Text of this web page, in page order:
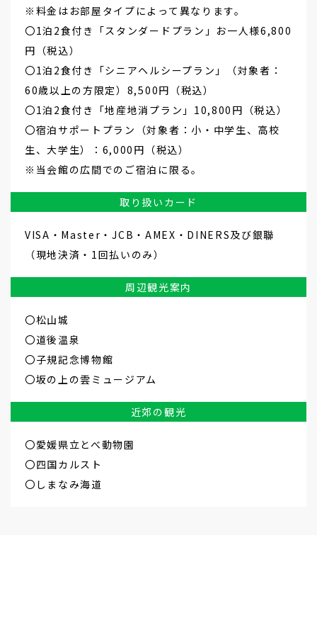
※料金はお部屋タイプによって異なります。
〇1泊2食付き「スタンダードプラン」お一人様6,800
円（税込）
〇1泊2食付き「シニアヘルシープラン」（対象者：
60歳以上の方限定）8,500円（税込）
〇1泊2食付き「地産地消プラン」10,800円（税込）
〇宿泊サポートプラン（対象者：小・中学生、高校
生、大学生）：6,000円（税込）
※当会館の広間でのご宿泊に限る。
取り扱いカード
VISA・Master・JCB・AMEX・DINERS及び銀聯
（現地決済・1回払いのみ）
周辺観光案内
〇松山城
〇道後温泉
〇子規記念博物館
〇坂の上の雲ミュージアム
近郊の観光
〇愛媛県立とべ動物園
〇四国カルスト
〇しまなみ海道